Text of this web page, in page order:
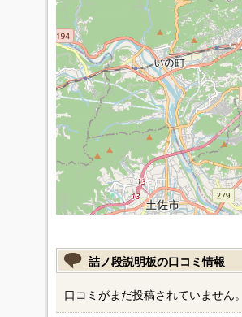
詰ノ段説明板の口コミ情報
口コミがまだ投稿されていません。